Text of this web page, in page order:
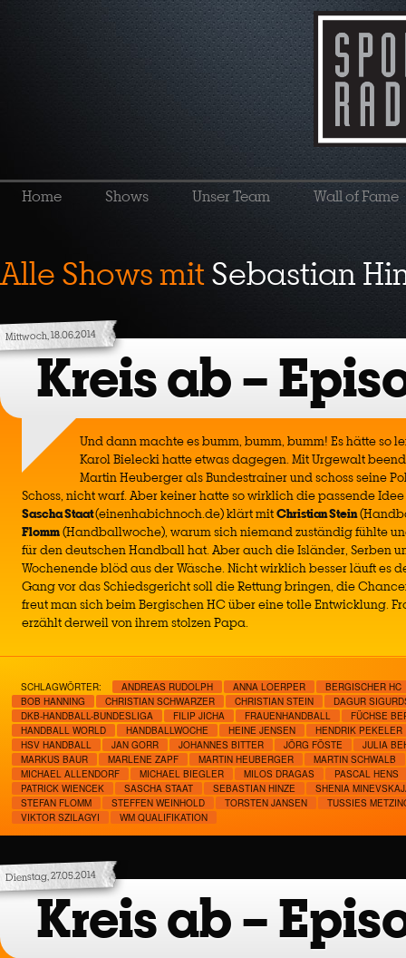
Home Shows Unser Team Wall of Fame
Alle Shows mitSebastian
Mittwoch, 18.06.2014
Kreis ab –
Und dann machte es bumm, bumm, bumm! Es hätte so
Karol Bielecki hatte etwas dagegen. Mit Urgewalt
Martin Heuberger als Bundestrainer und schoss seine
Schoss, nicht warf. Aber keiner hatte so wirklich die passende
Sascha Staat(einenhabichnoch.de) klärt mitChristian Stein
Flomm(Handballwoche), warum sich niemand zuständig fühlte
für den deutschen Handball hat. Aber auch die Isländer, Serben
Wochenende blöd aus der Wäsche. Nicht wirklich besser läuft es
Gang vor das Schiedsgericht soll die Rettung bringen, die
freut man sich beim Bergischen HC über eine tolle Entwicklung.
erzählt derweil von ihrem stolzen Papa.
SCHLAGWÖRTER: ANDREAS RUDOLPH ANNA LOERPER
BERGISCHER HC
BOB HANNING
CHRISTIAN SCHWARZER CHRISTIAN STEIN
DAGUR
DKB-HANDBALL-BUNDESLIGA
FILIP JICHA FRAUENHANDBALL
FÜCHSE
HANDBALL WORLD
HANDBALLWOCHE HEINE JENSEN
HENDRIK PEKELER
HSV HANDBALL
JAN GORR JOHANNES BITTER JÖRG FÖSTE
JULIA
MARKUS BAUR
MARLENE ZAPF MARTIN HEUBERGER
MARTIN SCHWALB
MICHAEL ALLENDORF
MICHAEL BIEGLER MILOS DRAGAS
PASCAL HENS
PATRICK WIENCEK
SASCHA STAAT SEBASTIAN HINZE
SHENIA
STEFAN FLOMM
STEFFEN WEINHOLD TORSTEN JANSEN
TUSSIES
VIKTOR SZILAGYI
WM QUALIFIKATION
Dienstag, 27.05.2014
Kreis ab –